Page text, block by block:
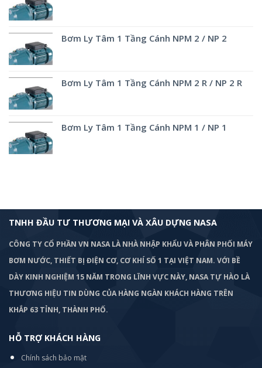
Bơm Ly Tâm 1 Tầng Cánh NPM 2 / NP 2
Bơm Ly Tâm 1 Tầng Cánh NPM 2 R / NP 2 R
Bơm Ly Tâm 1 Tầng Cánh NPM 1 / NP 1
TNHH ĐẦU TƯ THƯƠNG MẠI VÀ XÂU DỰNG NASA
CÔNG TY CỔ PHẦN VN NASA LÀ NHÀ NHẬP KHẨU VÀ PHÂN PHỐI MÁY
BƠM NƯỚC, THIẾT BỊ ĐIỆN CƠ, CƠ KHÍ SỐ 1 TẠI VIỆT NAM. VỚI BỀ
DÀY KINH NGHIỆM 15 NĂM TRONG LĨNH VỰC NÀY, NASA TỰ HÀO LÀ
THƯƠNG HIỆU TIN DÙNG CỦA HÀNG NGÀN KHÁCH HÀNG TRÊN
KHẮP 63 TỈNH, THÀNH PHỐ.
HỖ TRỢ KHÁCH HÀNG
Chính sách bảo mật